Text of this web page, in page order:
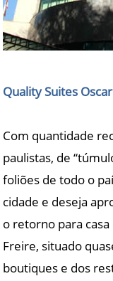
Quality Suites
Com quantidade
paulistas, de
foliões de todo o
cidade e deseja
o retorno para casa
Freire, situado
boutiques e dos